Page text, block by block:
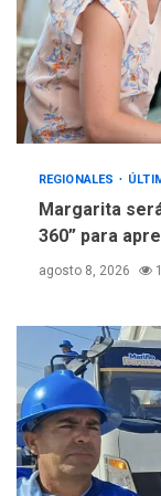
REGIONALES
Margarita
360” para
agosto 8, 2026